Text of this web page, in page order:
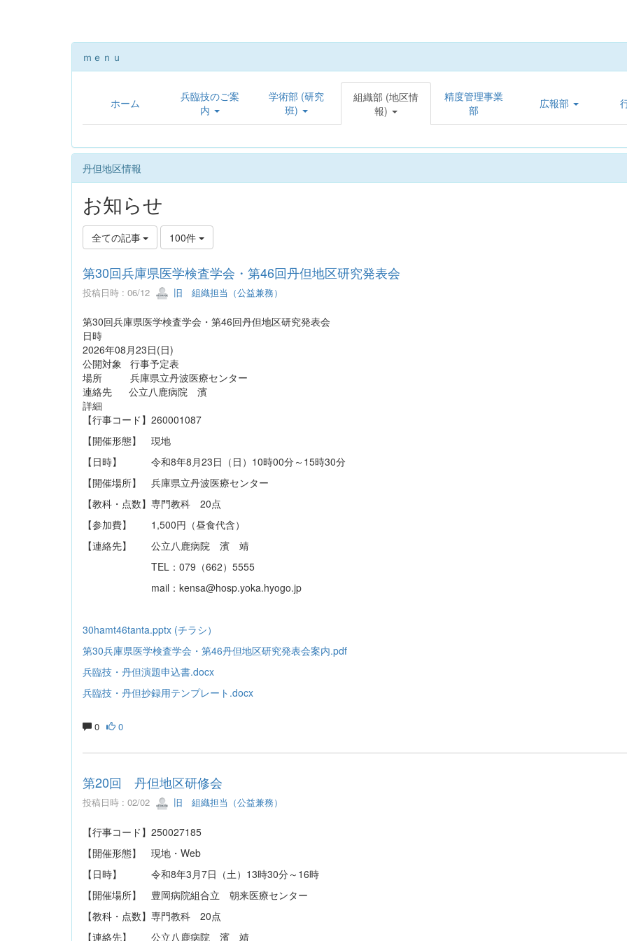
ｍｅｎｕ
ホーム
兵臨技のご案
内
学術部 (研究
班)
組織部 (地区情
報)
精度管理事業
部
広報部
丹但地区情報
お知らせ
全ての記事 100件
第30回兵庫県医学検査学会・第46回丹但地区研究発表会
投稿日時 : 06/12 旧 組織担当（公益兼務）
第30回兵庫県医学検査学会・第46回丹但地区研究発表会
日時
2026年08月23日(日)
公開対象 行事予定表
場所 兵庫県立丹波医療センター
連絡先 公立八鹿病院 濱
詳細
【行事コード】260001087
【開催形態】 現地
【日時】 令和8年8月23日（日）10時00分～15時30分
【開催場所】 兵庫県立丹波医療センター
【教科・点数】専門教科 20点
【参加費】 1,500円（昼食代含）
【連絡先】 公立八鹿病院 濱 靖
TEL：079（662）5555
mail：kensa@hosp.yoka.hyogo.jp
30hamt46tanta.pptx (チラシ）
第30兵庫県医学検査学会・第46丹但地区研究発表会案内.pdf
兵臨技・丹但演題申込書.docx
兵臨技・丹但抄録用テンプレート.docx
0 0
第20回 丹但地区研修会
投稿日時 : 02/02 旧 組織担当（公益兼務）
【行事コード】250027185
【開催形態】 現地・Web
【日時】 令和8年3月7日（土）13時30分～16時
【開催場所】 豊岡病院組合立 朝来医療センター
【教科・点数】専門教科 20点
【連絡先】 公立八鹿病院 濱 靖